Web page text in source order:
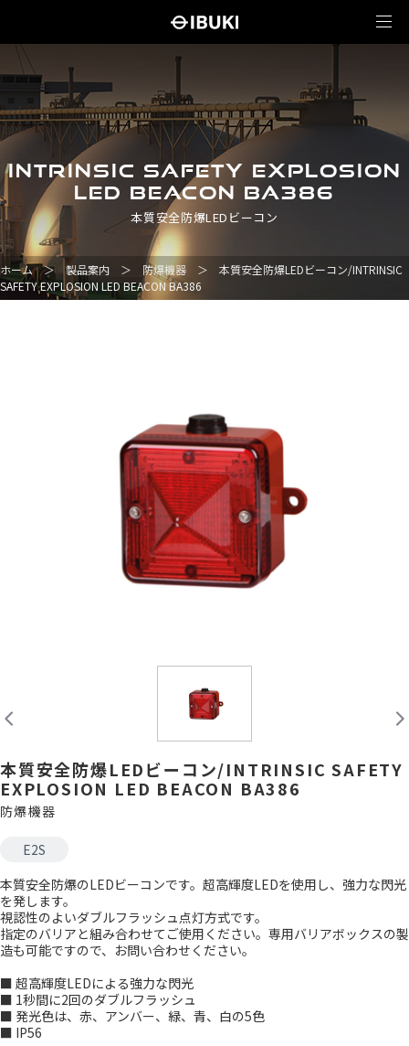
INTRINSIC SAFETY EXPLOSION
LED BEACON BA386
本質安全防爆LEDビーコン
ホーム＞ 製品案内 ＞ 防爆機器 ＞ 本質安全防爆LEDビーコン/INTRINSIC
SAFETY EXPLOSION LED BEACON BA386
本質安全防爆LEDビーコン/INTRINSIC SAFETY
EXPLOSION LED BEACON BA386
防爆機器
E2S
本質安全防爆のLEDビーコンです。超高輝度LEDを使用し、強力な閃光
を発します。
視認性のよいダブルフラッシュ点灯方式です。
指定のバリアと組み合わせてご使用ください。専用バリアボックスの製
造も可能ですので、お問い合わせください。
■ 超高輝度LEDによる強力な閃光
■ 1秒間に2回のダブルフラッシュ
■ 発光色は、赤、アンバー、緑、青、白の5色
■ IP56